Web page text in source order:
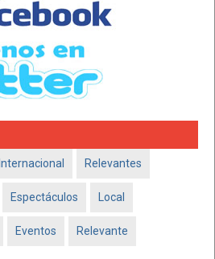
Internacional Relevantes
Espectáculos Local
Eventos Relevante